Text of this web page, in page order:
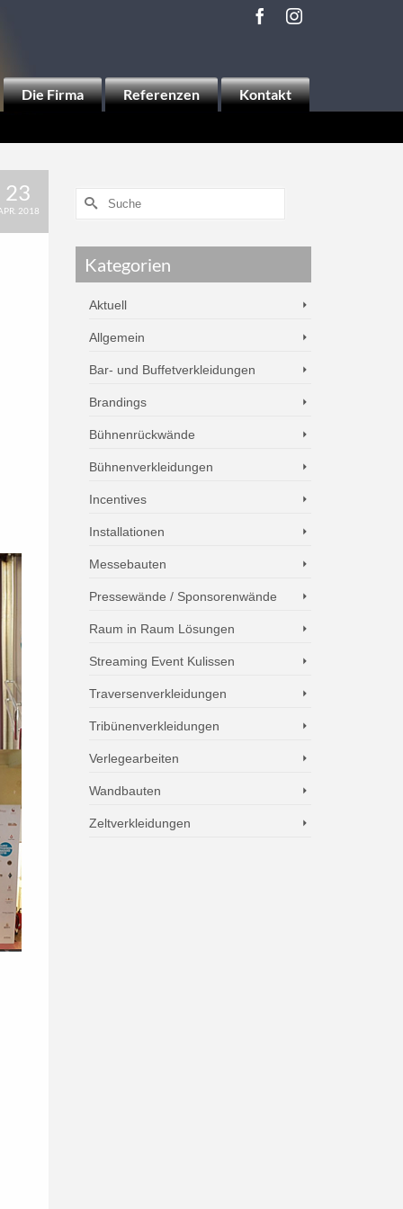
Die Firma Referenzen Kontakt
23
2018
Kategorien
Aktuell
Allgemein
Bar- und Buffetverkleidungen
Brandings
Bühnenrückwände
Bühnenverkleidungen
Incentives
Installationen
Messebauten
Pressewände / Sponsorenwände
Raum in Raum Lösungen
Streaming Event Kulissen
Traversenverkleidungen
Tribünenverkleidungen
Verlegearbeiten
Wandbauten
Zeltverkleidungen